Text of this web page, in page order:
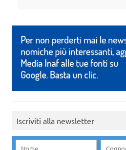
Iscriviti alla newsletter